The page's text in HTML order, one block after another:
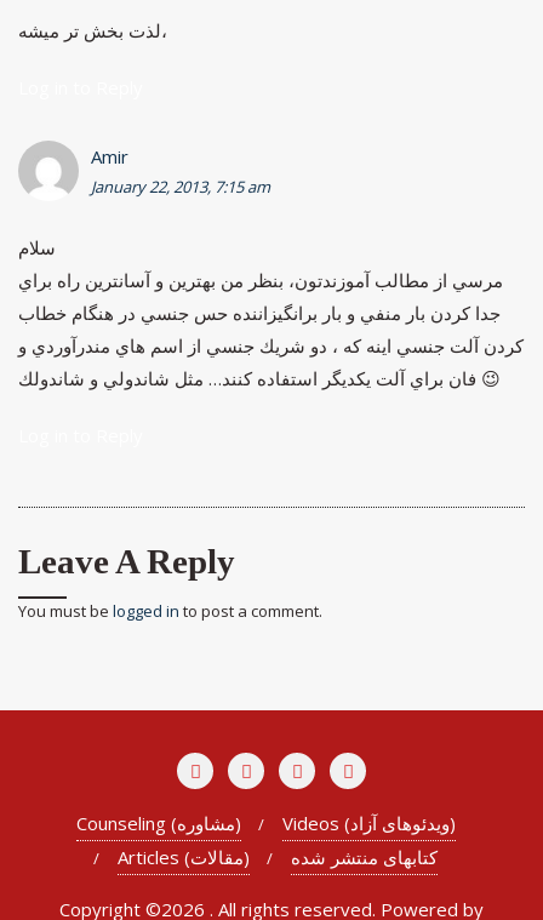
لذت بخش تر ميشه،
Amir
January 22, 2013, 7:15 am
سلام
مرسي از مطالب آموزندتون، بنظر من بهترين و آسانترين راه براي
جدا كردن بار منفي و بار برانگيزاننده حس جنسي در هنگام خطاب
كردن آلت جنسي اينه كه ، دو شريك جنسي از اسم هاي مندرآوردي و
فان براي آلت يكديگر استفاده كنند… مثل شاندولي و شاندولك 😉
Leave A Reply
You must be logged in to post a comment.
Counseling (مشاوره)
Videos (ویدئوهای آزاد)
Articles (مقالات)
کتابهای منتشر شده
Copyright ©2026 . All rights reserved. Powered by